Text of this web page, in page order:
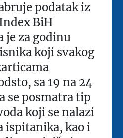
podatak iz
BiH
je za godinu
koji svakog
sa 19 na 24
se posmatra tip
koji se nalazi
ispitanika, kao i